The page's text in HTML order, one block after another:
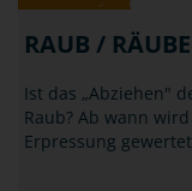
RAUB /
Ist das „Abziehen"
Raub? Ab wann
Erpressung